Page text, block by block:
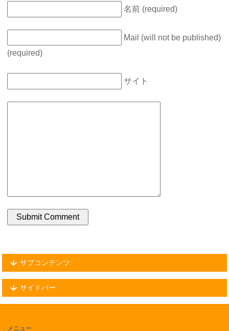
名前 (required)
Mail (will not be published)
(required)
サイト
サブコンテンツ
サイドバー
メニュー